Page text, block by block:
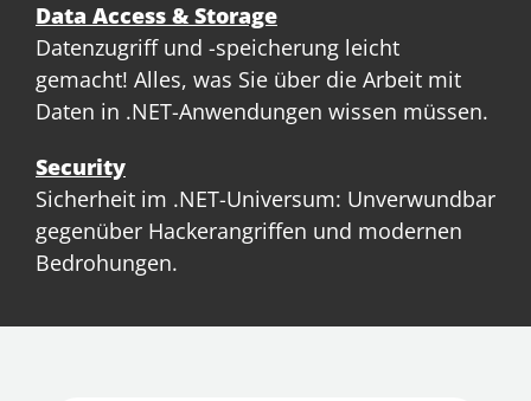
Data Access & Storage
Datenzugriff und -speicherung leicht
gemacht! Alles, was Sie über die Arbeit mit
Daten in .NET-Anwendungen wissen müssen.
Security
Sicherheit im .NET-Universum: Unverwundbar
gegenüber Hackerangriffen und modernen
Bedrohungen.